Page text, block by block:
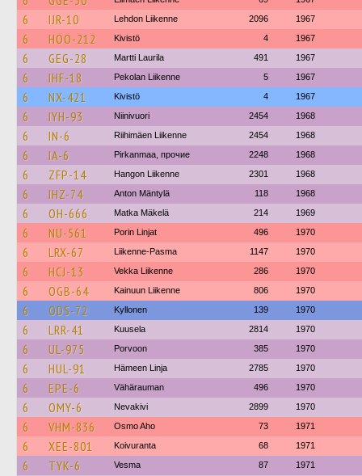
6 IJR-10 Lehdon Liikenne 2096 1967
6 HOO-212 Kivistö 4 1967
6 GEG-28 Martti Laurila 491 1967
6 IHF-18 Pekolan Liikenne 5 1967
6 NX-421 Kivistö 4 1967
6 IYH-93 Niinivuori 2454 1968
6 IN-6 Riihimäen Liikenne 2454 1968
6 IA-6 Pirkanmaa, прочие 2248 1968
6 ZFP-14 Hangon Liikenne 2301 1968
6 IHZ-74 Anton Mäntylä 118 1968
6 OH-666 Matka Mäkelä 214 1969
6 NU-561 Porin Linjat 496 1970
6 LRX-67 Liikenne-Pasma 1147 1970
6 HCJ-13 Vekka Liikenne 286 1970
6 OGB-64 Kainuun Liikenne 806 1970
6 ODS-72 Kyllonen 139 1970
6 LRR-41 Kuusela 2814 1970
6 UL-975 Porvoon 385 1970
6 HUL-91 Hämeen Linja 2785 1970
6 EPE-6 Vähärauman 496 1970
6 OMY-6 Nevakivi 2899 1970
6 VHM-836 Osmo Aho 73 1971
6 XEE-801 Koivuranta 68 1971
6 TYK-6 Vesma 87 1971